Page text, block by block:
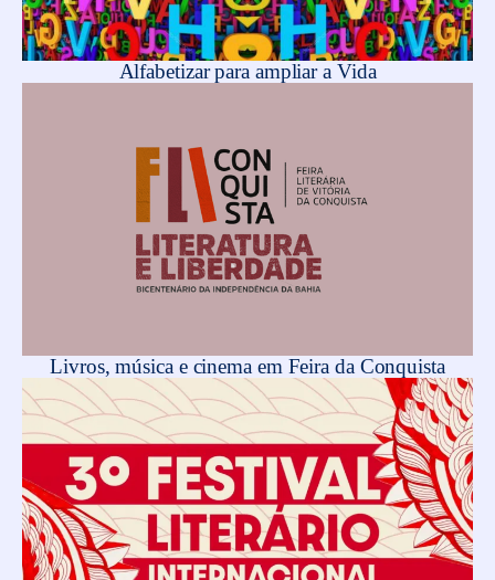
Alfabetizar para ampliar a Vida
Livros, música e cinema em Feira da Conquista